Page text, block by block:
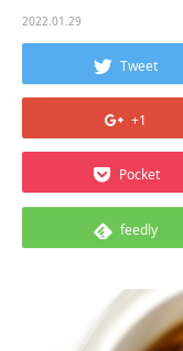
2022.01.29
Tweet
+1
Pocket
feedly